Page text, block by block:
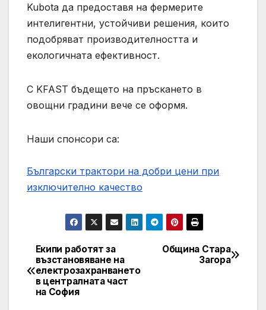
Kubota да предоставя на фермерите
интелигентни, устойчиви решения, които
подобряват производителността и
екологичната ефективност.
С KFAST бъдещето на пръскането в
овощни градини вече се оформя.
Наши спонсори са:
Български трактори на добри цени при
изключително качество
Навигация
Община Стара
Загора
Екипи работят за
възстановяване на
електрозахранването
в централната част
на София